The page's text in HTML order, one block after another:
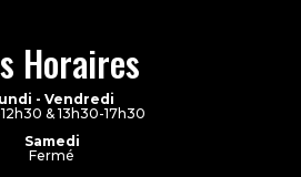
Horaires
- Vendredi
& 13h30-17h30
Samedi
Fermé